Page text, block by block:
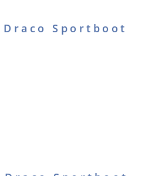
Sportboot